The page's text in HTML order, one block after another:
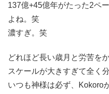
137億+45億年がたった2ペ
よね。笑
濃すぎ。笑
どれほど長い歳月と労苦を
スケールが大きすぎて全く
いつも神様は必ず、Kokoro